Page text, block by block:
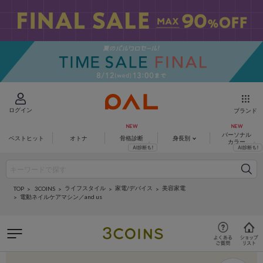
ログイン ブランド
ベストヒット オトナ 骨格診断 身長別
パーソナル
カラー
TOP 3COINS ライフスタイル 家電/デバイス
美容家電
電動ネイルケアマシン／and us